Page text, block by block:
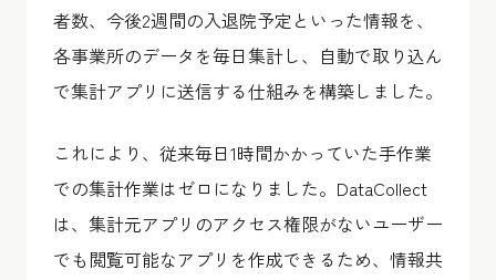
者数、今後2週間の入退院予定といった情報を、
各事業所のデータを毎日集計し、自動で取り込ん
で集計アプリに送信する仕組みを構築しました。
これにより、従来毎日1時間かかっていた手作業
での集計作業はゼロになりました。DataCollect
は、集計元アプリのアクセス権限がないユーザー
でも閲覧可能なアプリを作成できるため、情報共